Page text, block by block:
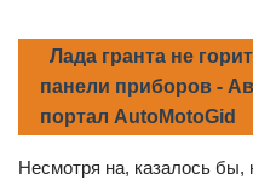
Лада гранта не
панели приборов -
портал AutoMotoGid
Несмотря на, казалось бы,